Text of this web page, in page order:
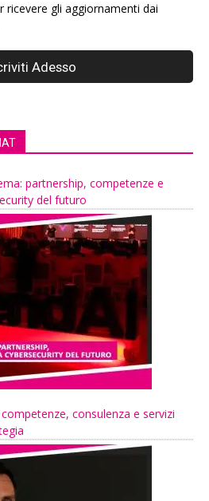
ricevere gli aggiornamenti dai
partnership, competenze e
del futuro
consulenza e servizi